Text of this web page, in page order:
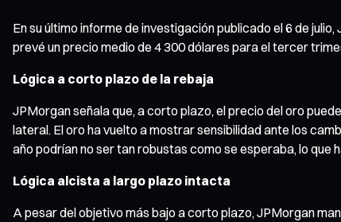
En su último informe de investigación publicado el 6 de
prevé un precio medio de 4 300 dólares para el tercer
Lógica a corto plazo de la rebaja
JPMorgan señala que, a corto plazo, el precio del oro
lateral. El oro ha vuelto a mostrar sensibilidad ante los
año podrían no ser tan robustas como se esperaba, lo que
Lógica alcista a largo plazo intacta
A pesar del objetivo más bajo a corto plazo, JPMorgan